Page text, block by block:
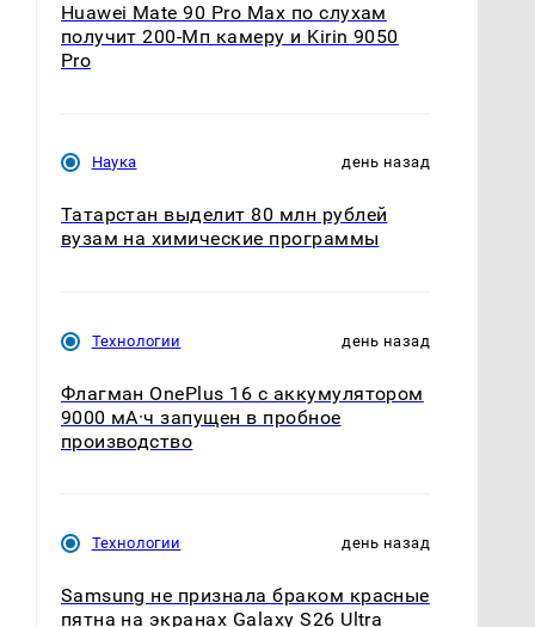
Huawei Mate 90 Pro Max по слухам
получит 200-Мп камеру и Kirin 9050
Pro
Наука день назад
Татарстан выделит 80 млн рублей
вузам на химические программы
Технологии день назад
Флагман OnePlus 16 с аккумулятором
9000 мА·ч запущен в пробное
производство
Технологии день назад
Samsung не признала браком красные
пятна на экранах Galaxy S26 Ultra